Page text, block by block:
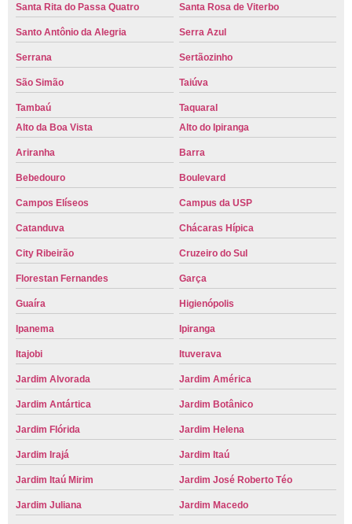
Santa Rita do Passa Quatro Santa Rosa de Viterbo
Santo Antônio da Alegria Serra Azul
Serrana Sertãozinho
São Simão Taiúva
Tambaú
Taquaral
Alto da Boa Vista
Alto do Ipiranga
Ariranha Barra
Bebedouro Boulevard
Campos Elíseos Campus da USP
Catanduva Chácaras Hípica
City Ribeirão Cruzeiro do Sul
Florestan Fernandes Garça
Guaíra Higienópolis
Ipanema Ipiranga
Itajobi Ituverava
Jardim Alvorada Jardim América
Jardim Antártica Jardim Botânico
Jardim Flórida Jardim Helena
Jardim Irajá Jardim Itaú
Jardim Itaú Mirim Jardim José Roberto Téo
Jardim Juliana Jardim Macedo